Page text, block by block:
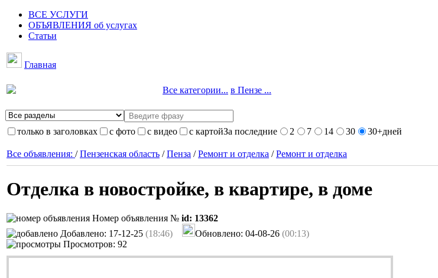
ВСЕ УСЛУГИ
ОБЪЯВЛЕНИЯ об услугах
Статьи
Главная
Все категории... в Пензе ...
только в заголовках с фото с видео с картойЗа последние 2 7 14 30 30+дней
Все объявления: /Пензенская область /Пенза /Ремонт и отделка /Ремонт и отделка
Отделка в новостройке, в квартире, в доме
Номер объявления № id: 13362
Добавлено: 17-12-25 (18:46) Обновлено: 04-08-26 (00:13)
Просмотров: 92